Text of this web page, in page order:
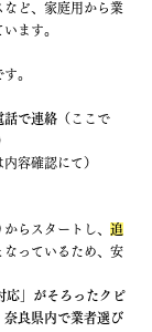
ど、家庭用から業
ます。
。
話で連絡 （ここで
内容確認にて）
らスタートし、 追
なっているため、安
応」がそろったクピ
奈良県内で業者選び